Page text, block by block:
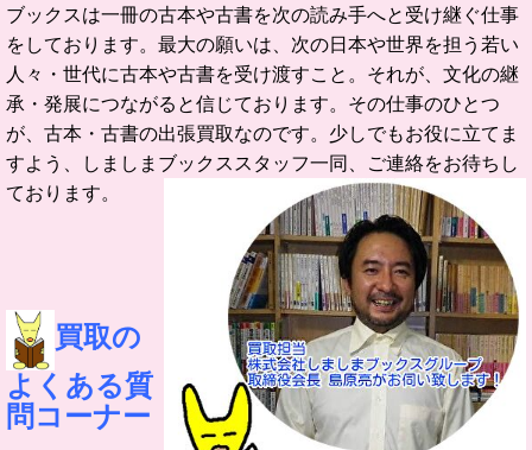
ブックスは一冊の古本や古書を次の読み手へと受け継ぐ仕事
をしております。 最大の願いは、次の日本や世界を担う若い
人々・世代に古本や古書を受け渡すこと。 それが、文化の継
承・発展につながると信じております。 その仕事のひとつ
が、古本・古書の出張買取なのです。 少しでもお役に立てま
すよう、しましまブックススタッフ一同、ご連絡をお待ちし
ております。
買取の
よくある質
問コーナー